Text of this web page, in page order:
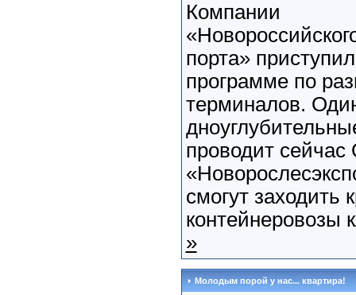
Компании
порта»
программе по
терминалов.
проводит
смогут заходить
контейнеровозы
»
Молодым порой у нас... квартира!